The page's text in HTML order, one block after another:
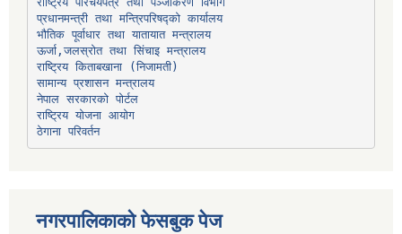
प्रधानमन्त्री तथा मन्त्रिपरिषद्को कार्यालय
भौतिक पूर्वाधार तथा यातायात मन्त्रालय
ऊर्जा,जलस्रोत तथा सिंचाइ मन्त्रालय
सामान्य प्रशासन मन्त्रालय
नेपाल सरकारको पोर्टल
राष्ट्रिय योजना आयोग
ठेगाना परिवर्तन
नगरपालिकाको फेसबुक पेज